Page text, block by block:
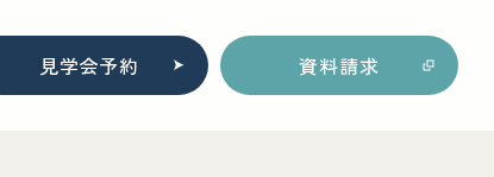
見学会予約 資料請求